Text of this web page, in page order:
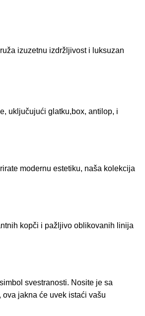
izuzetnu izdržljivost i luksuzan
uključujući glatku,box, antilop, i
modernu estetiku, naša kolekcija
kopči i pažljivo oblikovanih linija
svestranosti. Nosite je sa
jakna će uvek istaći vašu